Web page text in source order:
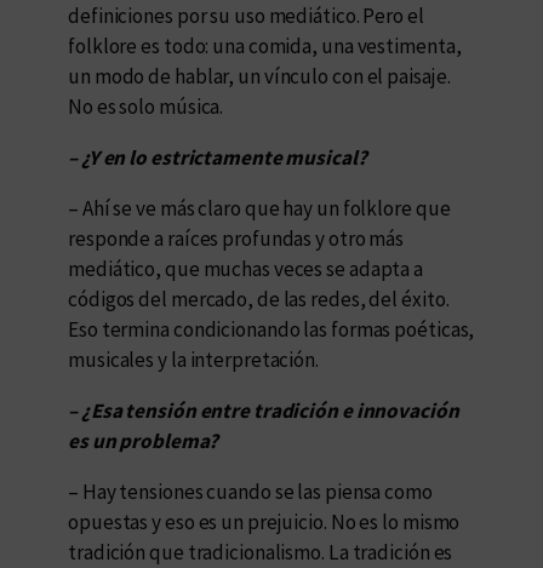
definiciones por su uso mediático. Pero el
folklore es todo: una comida, una vestimenta,
un modo de hablar, un vínculo con el paisaje.
No es solo música.
– ¿Y en lo estrictamente musical?
– Ahí se ve más claro que hay un folklore que
responde a raíces profundas y otro más
mediático, que muchas veces se adapta a
códigos del mercado, de las redes, del éxito.
Eso termina condicionando las formas poéticas,
musicales y la interpretación.
– ¿Esa tensión entre tradición e innovación
es un problema?
– Hay tensiones cuando se las piensa como
opuestas y eso es un prejuicio. No es lo mismo
tradición que tradicionalismo. La tradición es